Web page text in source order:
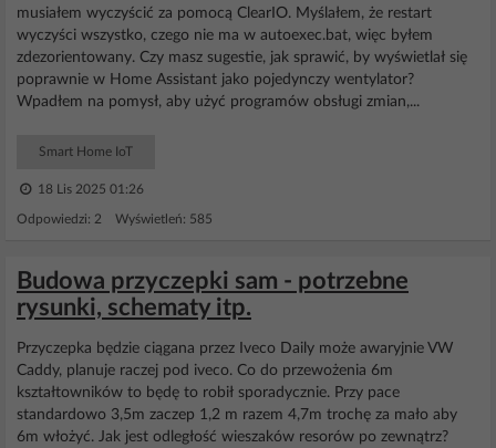
musiałem wyczyścić za pomocą ClearIO. Myślałem, że restart
wyczyści wszystko, czego nie ma w autoexec.bat, więc byłem
zdezorientowany. Czy masz sugestie, jak sprawić, by wyświetlał się
poprawnie w Home Assistant jako pojedynczy wentylator?
Wpadłem na pomysł, aby użyć programów obsługi zmian,...
Smart Home IoT
18 Lis 2025 01:26
Odpowiedzi: 2 Wyświetleń: 585
Budowa przyczepki sam - potrzebne
rysunki, schematy itp.
Przyczepka będzie ciągana przez Iveco Daily może awaryjnie VW
Caddy, planuje raczej pod iveco. Co do przewożenia 6m
kształtowników to będę to robił sporadycznie. Przy pace
standardowo 3,5m zaczep 1,2 m razem 4,7m trochę za mało aby
6m włożyć. Jak jest odległość wieszaków resorów po zewnątrz?